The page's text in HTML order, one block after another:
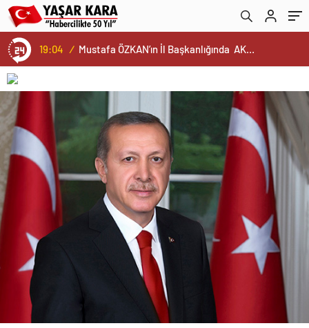
19:04 / Mustafa ÖZKAN’ın İl Başkanlığında AK Parti’nin Yeni İl Yönetim Kurulu ve Başkanlık Divanı Belli Oldu…Bu arada Cumhurbaşkanımız ERDOĞAN ve Ak Parti’ye Daima Vefa Dolu Bağlılıklarıyla Kamuoyunca Yakinen Bilinen Gazeteci Mustafa ÖZALP ve Tanınmış Esnaf Değerimiz Hüseyin OĞUZ’da Yönetim Kurulunda Görev Aldı…
değerimiz olduğunun bilinciyle hep birlikte
çok çalışacağız”